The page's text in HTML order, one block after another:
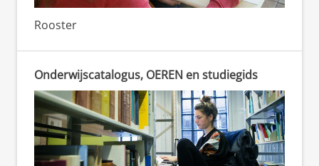
Rooster
Onderwijscatalogus, OEREN en studiegids